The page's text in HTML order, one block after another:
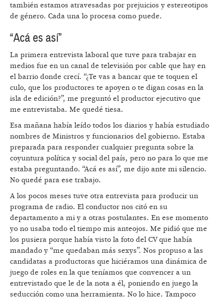
también estamos atravesadas por prejuicios y estereotipos
de género. Cada una lo procesa como puede.
“Acá es así”
La primera entrevista laboral que tuve para trabajar en
medios fue en un canal de televisión por cable que hay en
el barrio donde crecí. “¿Te vas a bancar que te toquen el
culo, que los productores te apoyen o te digan cosas en la
isla de edición?”, me preguntó el productor ejecutivo que
me entrevistaba. Me quedé tiesa.
Esa mañana había leído todos los diarios y había estudiado
nombres de Ministros y funcionarios del gobierno. Estaba
preparada para responder cualquier pregunta sobre la
coyuntura política y social del país, pero no para lo que me
estaba preguntando. “Acá es así”, me dijo ante mi silencio.
No quedé para ese trabajo.
A los pocos meses tuve otra entrevista para producir un
programa de radio. El conductor nos citó en su
departamento a mi y a otras postulantes. En ese momento
yo no usaba todo el tiempo mis anteojos. Me pidió que me
los pusiera porque había visto la foto del CV que había
mandado y “me quedaban más sexys”. Nos propuso a las
candidatas a productoras que hiciéramos una dinámica de
juego de roles en la que teníamos que convencer a un
entrevistado que le de la nota a él, poniendo en juego la
seducción como una herramienta. No lo hice. Tampoco